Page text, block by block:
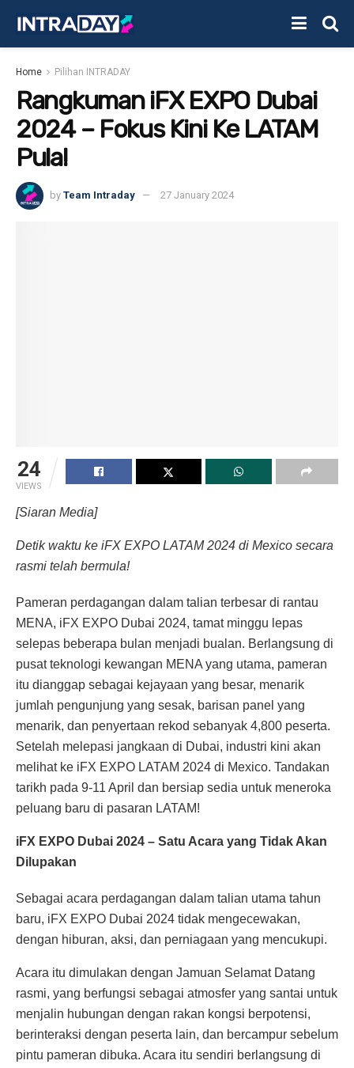
Home Pilihan INTRADAY
Rangkuman iFX EXPO Dubai
2024 – Fokus Kini Ke LATAM
Pula!
by Team Intraday 27 January 2024
24
VIEWS
[Siaran Media]
Detik waktu ke iFX EXPO LATAM 2024 di Mexico secara
rasmi telah bermula!
Pameran perdagangan dalam talian terbesar di rantau
MENA, iFX EXPO Dubai 2024, tamat minggu lepas
selepas beberapa bulan menjadi bualan. Berlangsung di
pusat teknologi kewangan MENA yang utama, pameran
itu dianggap sebagai kejayaan yang besar, menarik
jumlah pengunjung yang sesak, barisan panel yang
menarik, dan penyertaan rekod sebanyak 4,800 peserta.
Setelah melepasi jangkaan di Dubai, industri kini akan
melihat ke iFX EXPO LATAM 2024 di Mexico. Tandakan
tarikh pada 9-11 April dan bersiap sedia untuk meneroka
peluang baru di pasaran LATAM!
iFX EXPO Dubai 2024 – Satu Acara yang Tidak Akan
Dilupakan
Sebagai acara perdagangan dalam talian utama tahun
baru, iFX EXPO Dubai 2024 tidak mengecewakan,
dengan hiburan, aksi, dan perniagaan yang mencukupi.
Acara itu dimulakan dengan Jamuan Selamat Datang
rasmi, yang berfungsi sebagai atmosfer yang santai untuk
menjalin hubungan dengan rakan kongsi berpotensi,
berinteraksi dengan peserta lain, dan bercampur sebelum
pintu pameran dibuka. Acara itu sendiri berlangsung di